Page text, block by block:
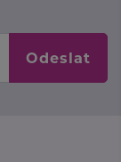
Odeslat